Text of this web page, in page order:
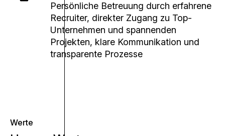
Persönliche Betreuung durch erfahrene
Recruiter, direkter Zugang zu Top-
Unternehmen und spannenden
Projekten, klare Kommunikation und
transparente Prozesse
Werte